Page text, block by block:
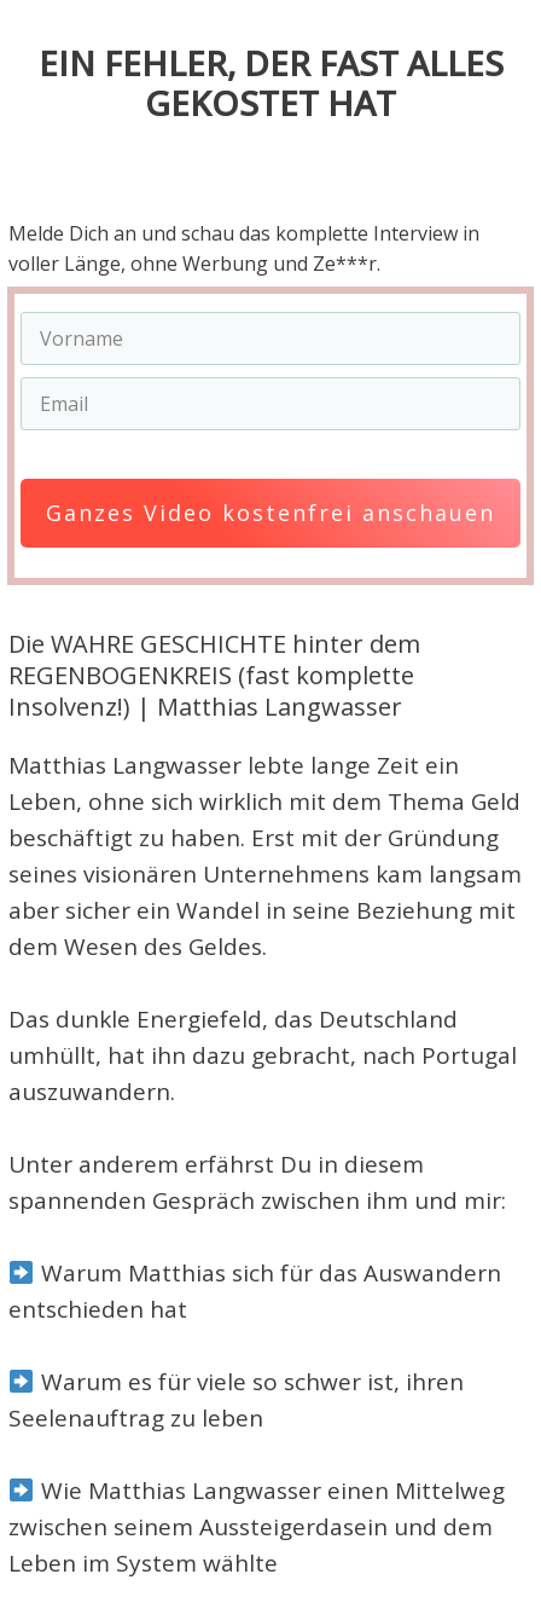
EIN FEHLER, DER FAST ALLES
GEKOSTET HAT
Melde Dich an und schau das komplette Interview in
voller Länge, ohne Werbung und Ze***r.
Ganzes Video kostenfrei anschauen
Die WAHRE GESCHICHTE hinter dem
REGENBOGENKREIS (fast komplette
Insolvenz!) | Matthias Langwasser
Matthias Langwasser lebte lange Zeit ein
Leben, ohne sich wirklich mit dem Thema Geld
beschäftigt zu haben. Erst mit der Gründung
seines visionären Unternehmens kam langsam
aber sicher ein Wandel in seine Beziehung mit
dem Wesen des Geldes.
Das dunkle Energiefeld, das Deutschland
umhüllt, hat ihn dazu gebracht, nach Portugal
auszuwandern.
Unter anderem erfährst Du in diesem
spannenden Gespräch zwischen ihm und mir:
Warum Matthias sich für das Auswandern
entschieden hat
Warum es für viele so schwer ist, ihren
Seelenauftrag zu leben
Wie Matthias Langwasser einen Mittelweg
zwischen seinem Aussteigerdasein und dem
Leben im System wählte